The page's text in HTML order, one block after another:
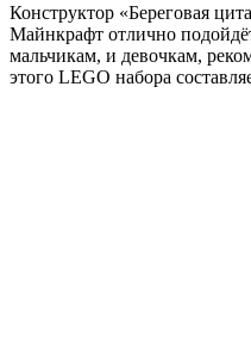
Конструктор «Береговая
Майнкрафт отлично
мальчикам, и девочкам,
этого LEGO набора